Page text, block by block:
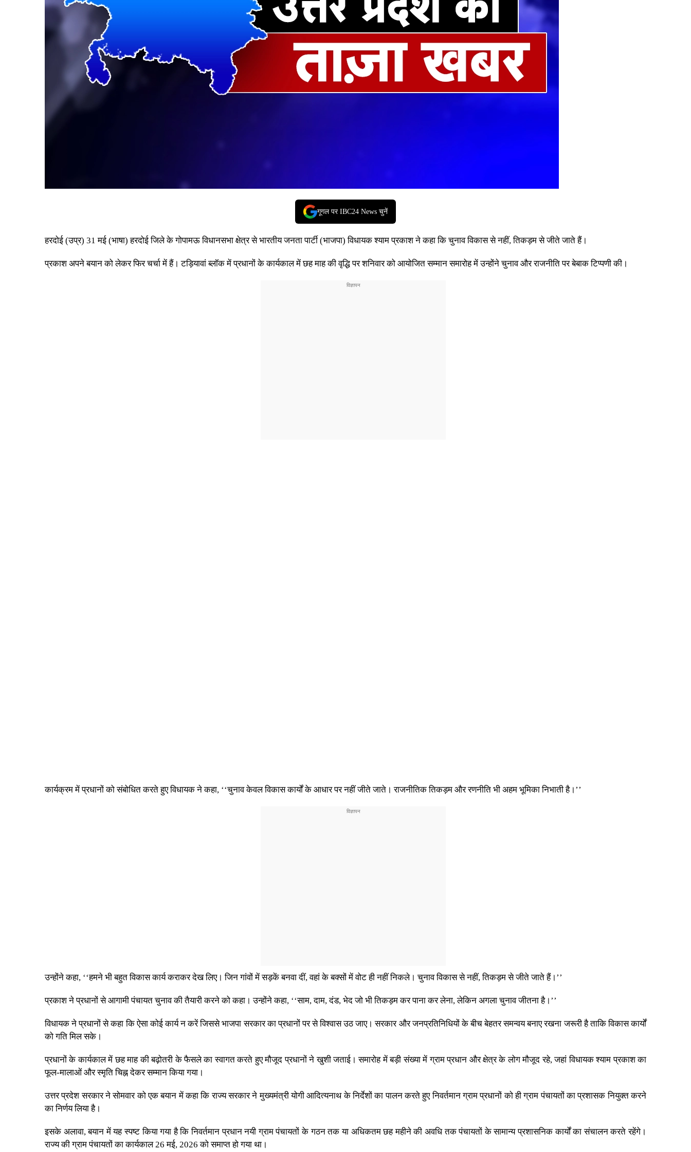
गूगल पर IBC24 News चुनें
हरदोई (उप्र) 31 मई (भाषा) हरदोई जिले के गोपामऊ विधानसभा क्षेत्र से भारतीय जनता पार्टी (भाजपा) विधायक श्याम प्रकाश ने कहा कि चुनाव विकास से नहीं, तिकड़म से जीते जाते हैं।
प्रकाश अपने बयान को लेकर फिर चर्चा में हैं। टड़ियावां ब्लॉक में प्रधानों के कार्यकाल में छह माह की वृद्धि पर शनिवार को आयोजित सम्मान समारोह में उन्होंने चुनाव और राजनीति पर बेबाक टिप्पणी की।
कार्यक्रम में प्रधानों को संबोधित करते हुए विधायक ने कहा, ‘‘चुनाव केवल विकास कार्यों के आधार पर नहीं जीते जाते। राजनीतिक तिकड़म और रणनीति भी अहम भूमिका निभाती है।’’
उन्होंने कहा, ‘‘हमने भी बहुत विकास कार्य कराकर देख लिए। जिन गांवों में सड़कें बनवा दीं, वहां के बक्सों में वोट ही नहीं निकले। चुनाव विकास से नहीं, तिकड़म से जीते जाते हैं।’’
प्रकाश ने प्रधानों से आगामी पंचायत चुनाव की तैयारी करने को कहा। उन्होंने कहा, ‘‘साम, दाम, दंड, भेद जो भी तिकड़म कर पाना कर लेना, लेकिन अगला चुनाव जीतना है।’’
विधायक ने प्रधानों से कहा कि ऐसा कोई कार्य न करें जिससे भाजपा सरकार का प्रधानों पर से विश्वास उठ जाए। सरकार और जनप्रतिनिधियों के बीच बेहतर समन्वय बनाए रखना जरूरी है ताकि विकास कार्यों
को गति मिल सके।
प्रधानों के कार्यकाल में छह माह की बढ़ोतरी के फैसले का स्वागत करते हुए मौजूद प्रधानों ने खुशी जताई। समारोह में बड़ी संख्या में ग्राम प्रधान और क्षेत्र के लोग मौजूद रहे, जहां विधायक श्याम प्रकाश का
फूल-मालाओं और स्मृति चिह्न देकर सम्मान किया गया।
उत्तर प्रदेश सरकार ने सोमवार को एक बयान में कहा कि राज्य सरकार ने मुख्यमंत्री योगी आदित्यनाथ के निर्देशों का पालन करते हुए निवर्तमान ग्राम प्रधानों को ही ग्राम पंचायतों का प्रशासक नियुक्त करने
का निर्णय लिया है।
इसके अलावा, बयान में यह स्पष्ट किया गया है कि निवर्तमान प्रधान नयी ग्राम पंचायतों के गठन तक या अधिकतम छह महीने की अवधि तक पंचायतों के सामान्य प्रशासनिक कार्यों का संचालन करते रहेंगे।
राज्य की ग्राम पंचायतों का कार्यकाल 26 मई, 2026 को समाप्त हो गया था।